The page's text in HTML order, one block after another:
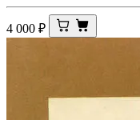
4 000 ₽